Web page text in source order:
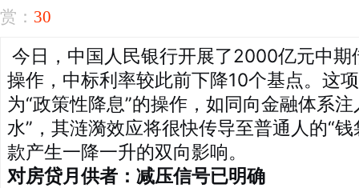
赏： 30
今日，中国人民银行开展了2000亿元中期
操作，中标利率较此前下降10个基点。这
为“政策性降息”的操作，如同向金融体系
水”，其涟漪效应将很快传导至普通人的“
款产生一降一升的双向影响。
对房贷月供者：减压信号已明确